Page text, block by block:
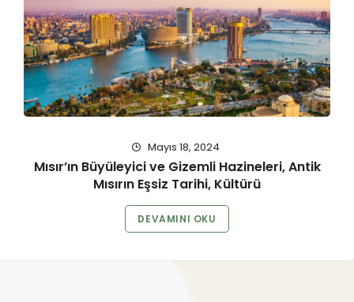
Mayıs 18, 2024
Mısır’ın Büyüleyici ve Gizemli Hazineleri, Antik
Mısırın Eşsiz Tarihi, Kültürü
DEVAMINI OKU